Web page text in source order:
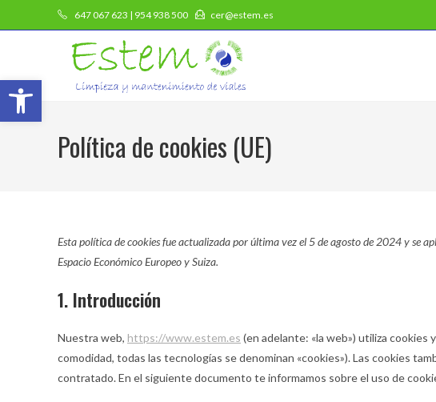
647 067 623 | 954 938 500 cer@estem.es
Política de cookies (UE)
Esta política de cookies fue actualizada por última vez el 5 de agosto de 2024 y se
Espacio Económico Europeo y Suiza.
1. Introducción
Nuestra web, https://www.estem.es (en adelante: «la web») utiliza cookies
comodidad, todas las tecnologías se denominan «cookies»). Las cookies
contratado. En el siguiente documento te informamos sobre el uso de
Abrir barra de herramientas